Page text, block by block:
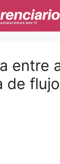
entre
de flujo